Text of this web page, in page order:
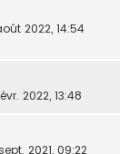
2022, 14:54
2022, 13:48
2021, 09:22